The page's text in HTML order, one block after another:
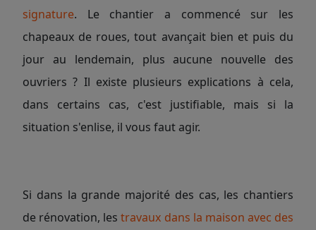
signature. Le chantier a commencé sur les
chapeaux de roues, tout avançait bien et puis du
jour au lendemain, plus aucune nouvelle des
ouvriers ? Il existe plusieurs explications à cela,
dans certains cas, c'est justifiable, mais si la
situation s'enlise, il vous faut agir.
Si dans la grande majorité des cas, les chantiers
de rénovation, lestravaux dans la maison avec des